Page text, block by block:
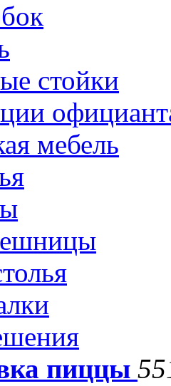
стойки
мебель
пиццы